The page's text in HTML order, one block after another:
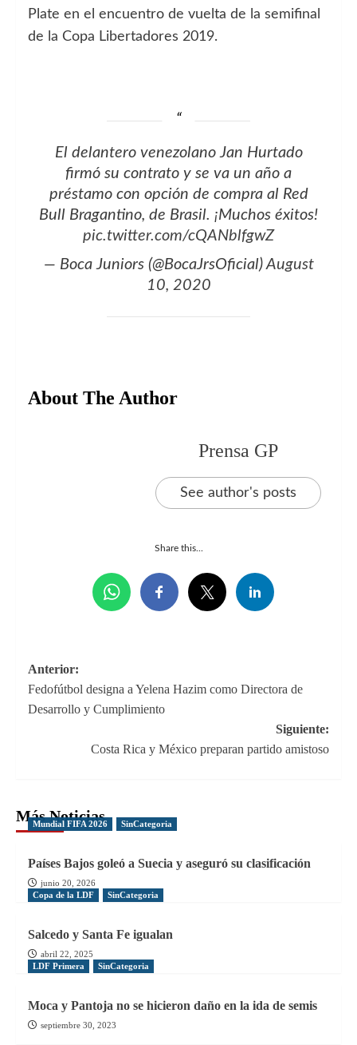
Plate en el encuentro de vuelta de la semifinal
de la Copa Libertadores 2019.
El delantero venezolano Jan Hurtado
firmó su contrato y se va un año a
préstamo con opción de compra al Red
Bull Bragantino, de Brasil. ¡Muchos éxitos!
pic.twitter.com/cQANblfgwZ
— Boca Juniors (@BocaJrsOficial) August
10, 2020
About The Author
Prensa GP
See author's posts
Share this...
Navegación
de
entradas
Anterior:
Fedofútbol designa a Yelena Hazim como Directora de
Desarrollo y Cumplimiento
Siguiente:
Costa Rica y México preparan partido amistoso
Más Noticias
Mundial FIFA 2026 SinCategoria
Países Bajos goleó a Suecia y aseguró su clasificación
junio 20, 2026
Copa de la LDF
SinCategoria
Salcedo y Santa Fe igualan
abril 22, 2025
LDF Primera
SinCategoria
Moca y Pantoja no se hicieron daño en la ida de semis
septiembre 30, 2023